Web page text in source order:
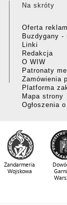
Na skróty
Oferta
Buzdygany -
Linki
Redakcja
O WIW
Patronaty
Zamówienia
Platforma
Mapa strony
Ogłoszenia
Żandarmeria
Wojskowa